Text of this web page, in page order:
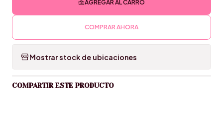
AGREGAR AL CARRO
COMPRAR AHORA
Mostrar stock de ubicaciones
COMPARTIR ESTE PRODUCTO